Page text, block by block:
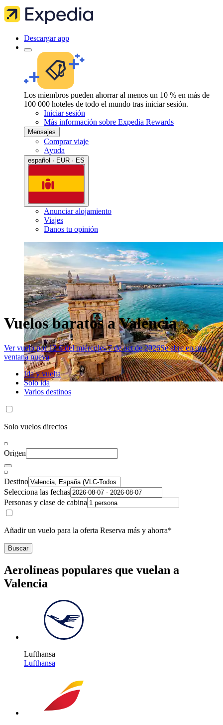
Descargar app
Los miembros pueden ahorrar al menos un 10 % en más de
100 000 hoteles de todo el mundo tras iniciar sesión.
Iniciar sesión
Más información sobre Expedia Rewards
Mensajes
Comprar viaje
Ayuda
español · EUR · ES
Anunciar alojamiento
Viajes
Danos tu opinión
Vuelos baratos a Valencia
Ver vuelo por 12 € del miércoles 7 de oct de 2026Se abre en una
ventana nueva
Ida y vuelta
Solo ida
Varios destinos
Solo vuelos directos
Origen
Destino
Selecciona las fechas
Personas y clase de cabina
Añadir un vuelo para la oferta Reserva más y ahorra*
Buscar
Aerolíneas populares que vuelan a
Valencia
Lufthansa
Lufthansa